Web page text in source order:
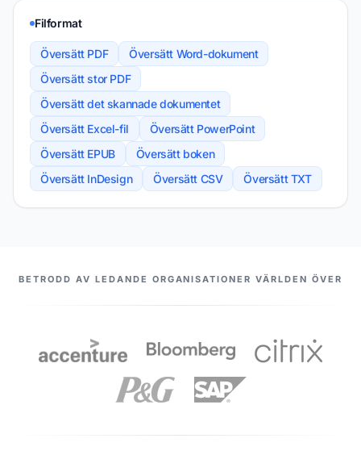
Filformat
Översätt PDF
Översätt Word-dokument
Översätt stor PDF
Översätt det skannade dokumentet
Översätt Excel-fil
Översätt PowerPoint
Översätt EPUB
Översätt boken
Översätt InDesign
Översätt CSV Översätt TXT
VÅRA PARTNERS
BETRODD AV LEDANDE ORGANISATIONER VÄRLDEN ÖVER